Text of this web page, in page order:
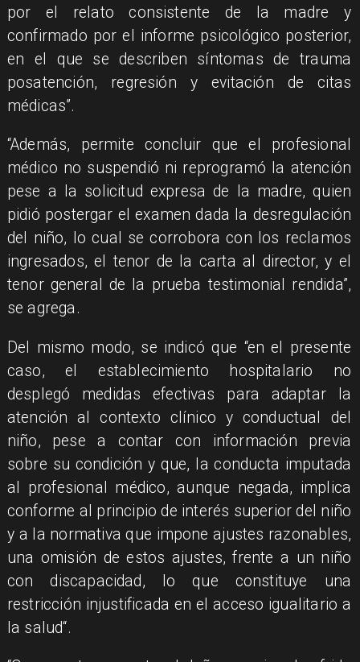
por el relato consistente de la madre y
confirmado por el informe psicológico posterior,
en el que se describen síntomas de trauma
posatención, regresión y evitación de citas
médicas”.
“Además, permite concluir que el profesional
médico no suspendió ni reprogramó la atención
pese a la solicitud expresa de la madre, quien
pidió postergar el examen dada la desregulación
del niño, lo cual se corrobora con los reclamos
ingresados, el tenor de la carta al director, y el
tenor general de la prueba testimonial rendida”,
se agrega.
Del mismo modo, se indicó que “en el presente
caso, el establecimiento hospitalario no
desplegó medidas efectivas para adaptar la
atención al contexto clínico y conductual del
niño, pese a contar con información previa
sobre su condición y que, la conducta imputada
al profesional médico, aunque negada, implica
conforme al principio de interés superior del niño
y a la normativa que impone ajustes razonables,
una omisión de estos ajustes, frente a un niño
con discapacidad, lo que constituye una
restricción injustificada en el acceso igualitario a
la salud“.